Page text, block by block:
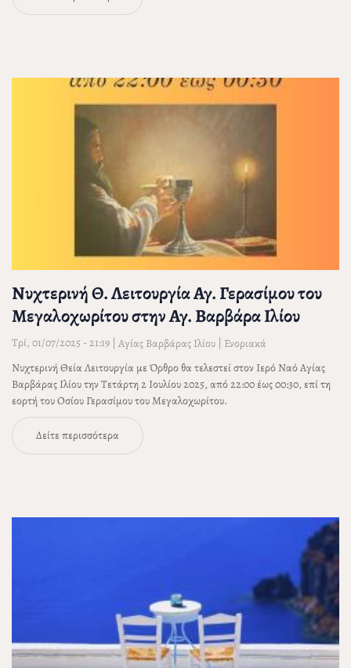
Νυχτερινή Θ. Λειτουργία Αγ. Γερασίμου του
Μεγαλοχωρίτου στην Αγ. Βαρβάρα Ιλίου
Τρί, 01/07/2025 - 21:19 | Αγίας Βαρβάρας Ιλίου | Ενοριακά
Νυχτερινή Θεία Λειτουργία με Όρθρο θα τελεστεί στον Ιερό Ναό Αγίας
Βαρβάρας Ιλίου την Τετάρτη 2 Ιουλίου 2025, από 22:00 έως 00:30, επί τη
εορτή του Οσίου Γερασίμου του Μεγαλοχωρίτου.
Δείτε περισσότερα